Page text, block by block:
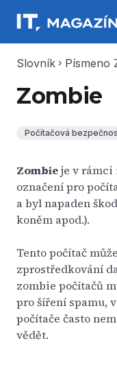
Slovník chevron_right Písmeno
Zombie
Počítačová
Zombieje v
označení pro
a byl napaden
koněm apod.).
Tento počítač
zprostředkování
zombie počítačů
pro šíření spamu,
počítače často
vědět.